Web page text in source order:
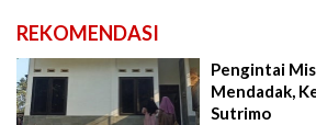
REKOMENDASI
Pengintai
Mendadak,
Sutrimo